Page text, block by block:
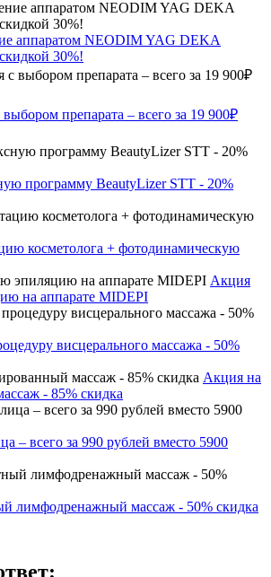
аппаратом NEODIM YAG DEKA
30%!
препарата – всего за 19 900₽
программу BeautyLizer STT - 20%
косметолога + фотодинамическую
Акция
на аппарате MIDEPI
висцерального массажа - 50%
Акция на
- 85% скидка
– всего за 990 рублей вместо 5900
лимфодренажный массаж - 50% скидка